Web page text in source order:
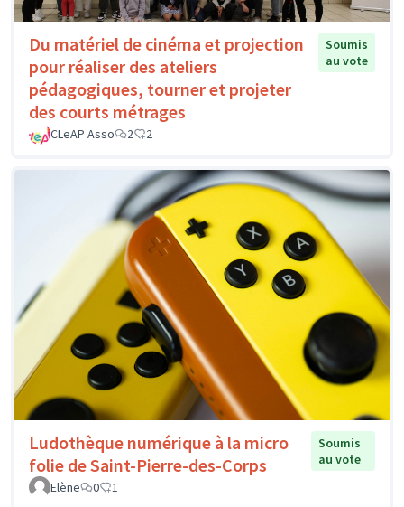
Du matériel de cinéma et projection
pour réaliser des ateliers
pédagogiques, tourner et projeter
des courts métrages
Soumis
au vote
CLeAP Asso 2 2
Ludothèque numérique à la micro
folie de Saint-Pierre-des-Corps
Soumis
au vote
Elène
0 1